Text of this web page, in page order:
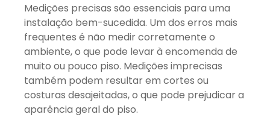
Medições precisas são essenciais para uma
instalação bem-sucedida. Um dos erros mais
frequentes é não medir corretamente o
ambiente, o que pode levar à encomenda de
muito ou pouco piso. Medições imprecisas
também podem resultar em cortes ou
costuras desajeitadas, o que pode prejudicar a
aparência geral do piso.